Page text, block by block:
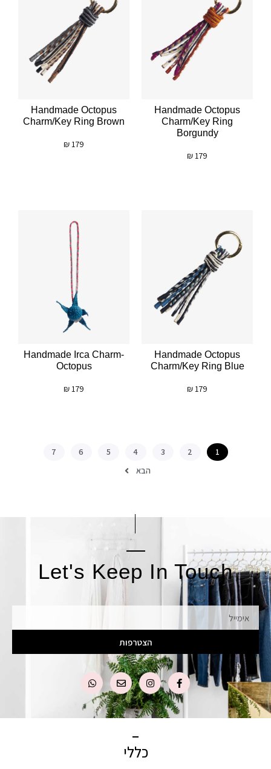
Handmade Octopus
Charm/key Ring
Borgundy
179
₪
Handmade Octopus
Charm/key Ring Brown
179
₪
Handmade Octopus
Charm/key Ring Blue
179
₪
Handmade Irca Charm-
Octopus
179
₪
1
2
3
4
5
6
7
הבא
Let's Keep In Touch
אימייל
הצטרפות
כללי